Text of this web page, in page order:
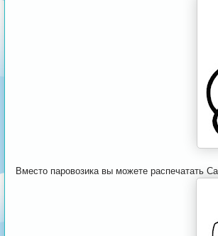
Вместо паровозика вы можете распечатать